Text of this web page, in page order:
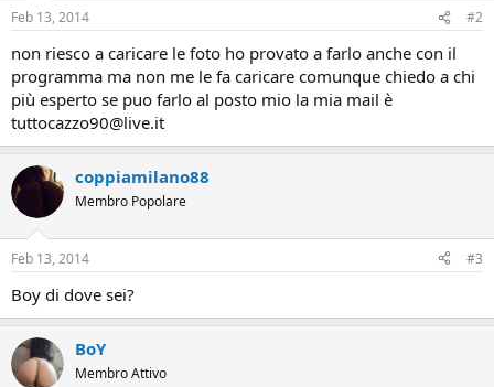
Feb 13, 2014 #2
non riesco a caricare le foto ho provato a farlo anche con il
programma ma non me le fa caricare comunque chiedo a chi
più esperto se puo farlo al posto mio la mia mail è
tuttocazzo90@live.it
coppiamilano88
Membro Popolare
Feb 13, 2014 #3
Boy di dove sei?
BoY
Membro Attivo